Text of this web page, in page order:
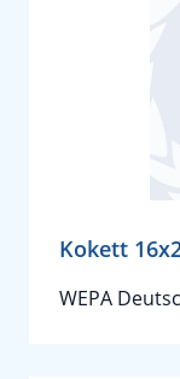
Kokett
WEPA